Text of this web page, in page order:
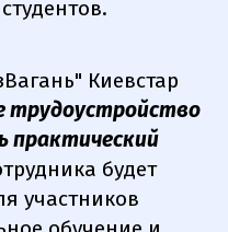
Киевстар
трудоустройство
практический
будет
участников